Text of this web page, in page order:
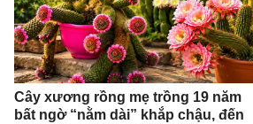
Cây xương rồng mẹ trồng 19 năm
bất ngờ “nằm dài” khắp chậu, đến